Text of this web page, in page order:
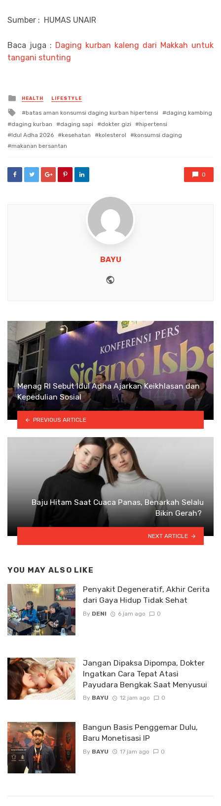
Sumber : HUMAS UNAIR
Baca juga : Daging kurban kaleng dari Makkah untuk
tangani stunting
Posted
in
HEALTH LIFESTYLE
Tagged
with
batas aman konsumsi daging kurban hipertensi
daging kambing
daging kurban
daging sapi dokter gizi
hipertensi
Idul Adha 2026
kesehatan kolesterol
konsumsi daging
makanan bersantan
0
BAYU
Menag RI Sebut Idul Adha Ajarkan Keikhlasan dan
Kepedulian Sosial
PREVIOUS ARTICLE
Baju Hitam Saat Cuaca Panas, Benarkah Selalu
Bikin Gerah?
NEXT ARTICLE
YOU MAY ALSO LIKE
Penyakit Degeneratif, Akhir Cerita
dari Gaya Hidup Tidak Sehat
By DENI 6 jam ago 0
Jangan Dipaksa Dipompa, Dokter
Ingatkan Cara Tepat Atasi
Payudara Bengkak Saat Menyusui
By BAYU 12 jam ago 0
Bangun Basis Penggemar Dulu,
Baru Monetisasi IP
By BAYU 17 jam ago 0